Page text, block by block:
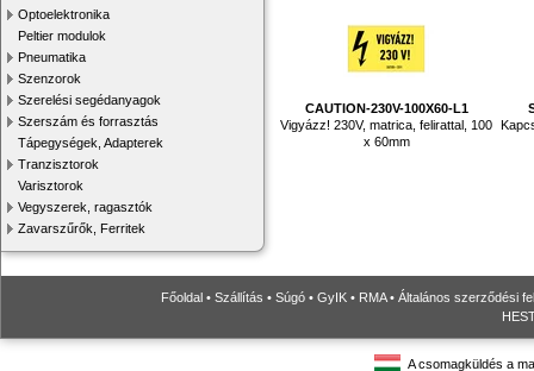
Optoelektronika
Peltier modulok
Pneumatika
Szenzorok
Szerelési segédanyagok
Szerszám és forrasztás
Tápegységek, Adapterek
Tranzisztorok
Varisztorok
Vegyszerek, ragasztók
Zavarszűrők, Ferritek
CAUTION-230V-100X60-L1
Vigyázz! 230V, matrica, felirattal, 100
x 60mm
Főoldal • Szállítás • Súgó • GyIK • RMA• Általános szerződési
A csomagküldés a